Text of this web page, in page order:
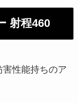
射程460
性能持ちのア